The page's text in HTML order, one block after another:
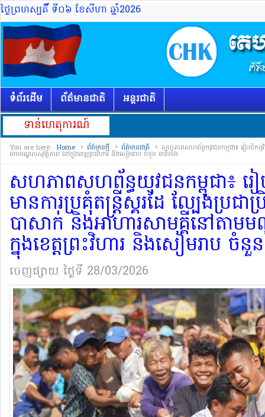
ថ្ងៃព្រហស្បតិ៍័ ទី០៦ ខែសីហា ឆ្នាំ2026
ទំព័រដើម ព័ត៌មានជាតិ អន្តរជាតិ
ទាន់ហេតុការណ៍
You are here: Home ព័ត៌មានថ្មី ព័ត៌មានជាតិ សហភាពសហព័ន្ធយុវជនកម្ពុជា៖ រៀបចំកម្មវិ
តាមមណ្ឌលសុវត្ថិភាព នៅក្នុងខេត្តព្រះវិហារ និងសៀមរាប ចំនួន ៣ទីតាំង
សហភាពសហព័ន្ធយុវជនកម្ពុជា៖ រ
មានការប្រគុំតន្រ្តីស្គរដៃ ល្បែងប្រជ
បាសាក់ និងអាហារសាមគ្គីនៅតាម
ក្នុងខេត្តព្រះវិហារ និងសៀមរាប ចំ
ចេញផ្សាយ​ ថ្ងៃទី 28/03/2026